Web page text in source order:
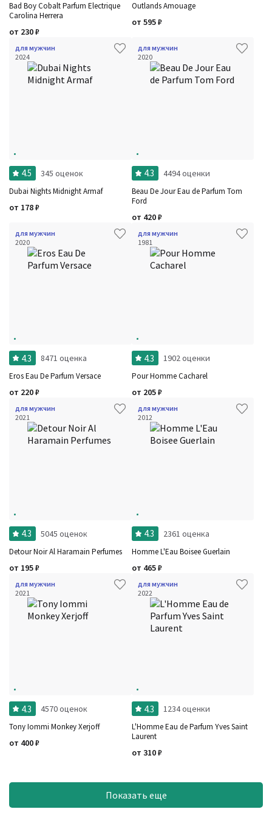
Bad Boy Cobalt Parfum Electrique
Carolina Herrera
от 230₽
Outlands Amouage
от 595₽
для мужчин
2024
4.5 345 оценок
Dubai Nights Midnight Armaf
от 178₽
для мужчин
2020
4.3 4494 оценки
Beau De Jour Eau de Parfum Tom
Ford
от 420₽
для мужчин
2020
4.3 8471 оценка
Eros Eau De Parfum Versace
от 220₽
для мужчин
1981
4.3 1902 оценки
Pour Homme Cacharel
от 205₽
для мужчин
2021
4.3 5045 оценок
Detour Noir Al Haramain Perfumes
от 195₽
для мужчин
2012
4.3 2361 оценка
Homme L'Eau Boisee Guerlain
от 465₽
для мужчин
2021
4.3 4570 оценок
Tony Iommi Monkey Xerjoff
от 400₽
для мужчин
2022
4.3 1234 оценки
L'Homme Eau de Parfum Yves Saint
Laurent
от 310₽
Показать еще